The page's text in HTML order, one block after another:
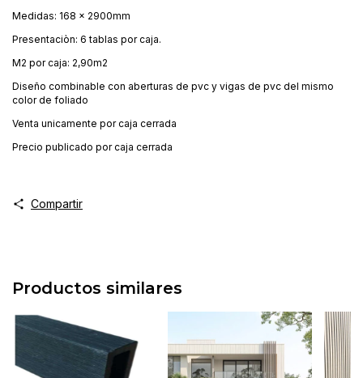
Medidas: 168 x 2900mm
Presentaciòn: 6 tablas por caja.
M2 por caja: 2,90m2
Diseño combinable con aberturas de pvc y vigas de pvc del mismo
color de foliado
Venta unicamente por caja cerrada
Precio publicado por caja cerrada
Compartir
Productos similares